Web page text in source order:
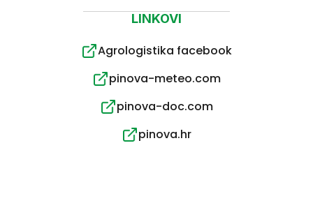
LINKOVI
Agrologistika facebook
pinova-meteo.com
pinova-doc.com
pinova.hr